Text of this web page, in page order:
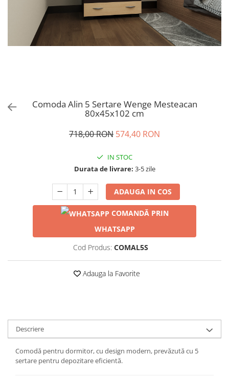
Comoda Alin 5 Sertare Wenge Mesteacan
80x45x102 cm
718,00 RON 574,40 RON
IN STOC
Durata de livrare: 3-5 zile
ADAUGA IN COS
COMANDĂ PRIN
WHATSAPP
Cod Produs: COMAL5S
Adauga la Favorite
Descriere
Comodă pentru dormitor, cu design modern, prevăzută cu 5
sertare pentru depozitare eficientă.